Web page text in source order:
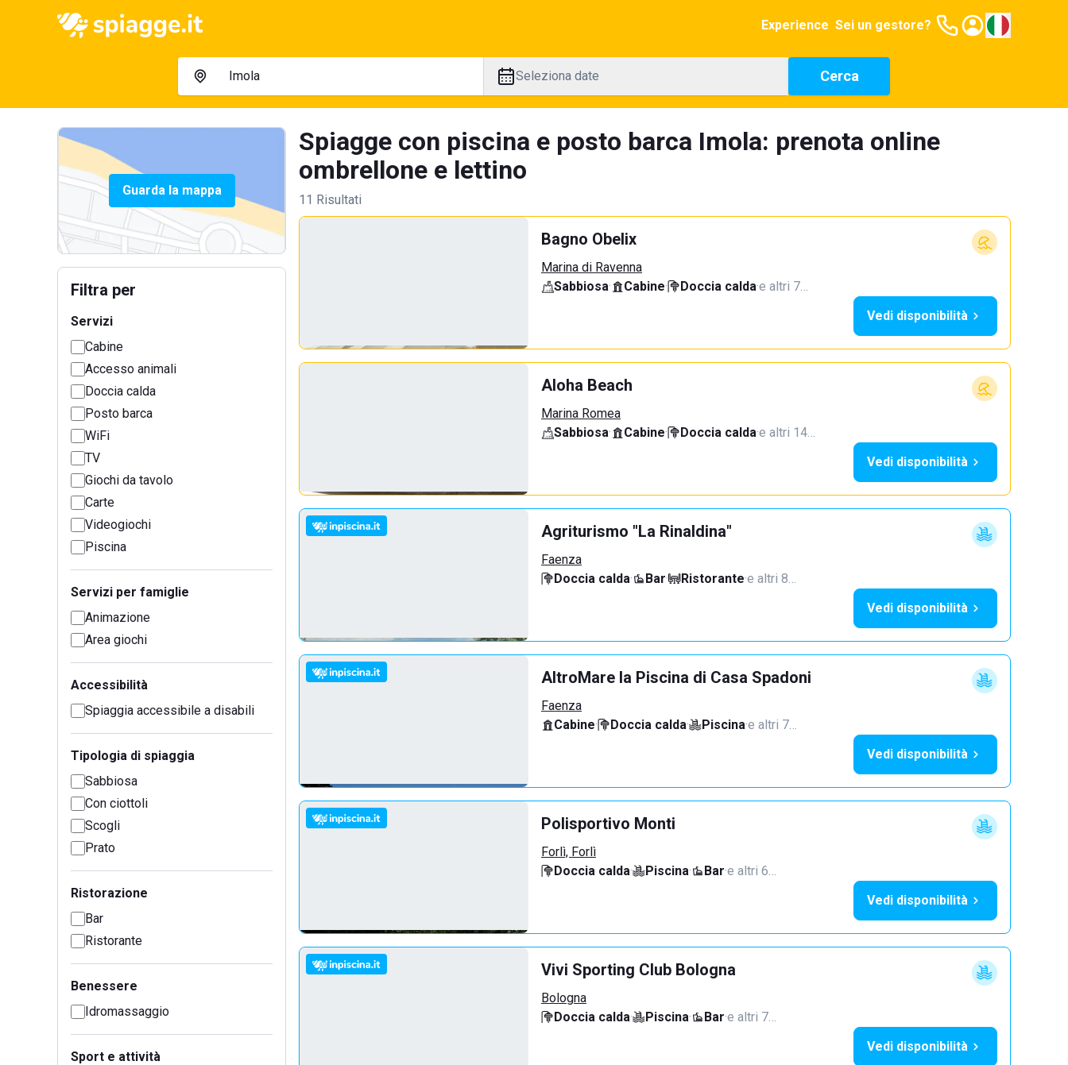
Experience Sei un gestore?
Seleziona date Cerca
Guarda la mappa
Filtra per
Servizi
Cabine
Accesso animali
Doccia calda
Posto barca
WiFi
TV
Giochi da tavolo
Carte
Videogiochi
Piscina
Servizi per famiglie
Animazione
Area giochi
Accessibilità
Spiaggia accessibile a disabili
Tipologia di spiaggia
Sabbiosa
Con ciottoli
Scogli
Prato
Ristorazione
Bar
Ristorante
Benessere
Idromassaggio
Sport e attività
Spiagge con piscina e posto barca Imola: prenota online
ombrellone e lettino
11 Risultati
Bagno Obelix
Marina di Ravenna
Sabbiosa· Cabine· Doccia calda·e altri 7…
Vedi disponibilità
Aloha Beach
Marina Romea
Sabbiosa· Cabine· Doccia calda·e altri 14…
Vedi disponibilità
Agriturismo "La Rinaldina"
Faenza
Doccia calda· Bar· Ristorante·e altri 8…
Vedi disponibilità
AltroMare la Piscina di Casa Spadoni
Faenza
Cabine· Doccia calda· Piscina·e altri 7…
Vedi disponibilità
Polisportivo Monti
Forlì, Forlì
Doccia calda· Piscina· Bar·e altri 6…
Vedi disponibilità
Vivi Sporting Club Bologna
Bologna
Doccia calda· Piscina· Bar·e altri 7…
Vedi disponibilità